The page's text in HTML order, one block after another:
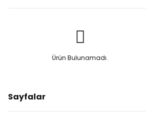
Ürün Bulunamadı.
Sayfalar